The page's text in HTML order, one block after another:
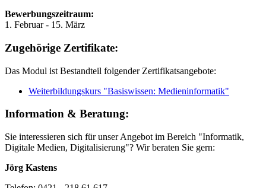
Bewerbungszeitraum:
1. Februar - 15. März
Zugehörige Zertifikate:
Das Modul ist Bestandteil folgender Zertifikatsangebote:
Weiterbildungskurs "Basiswissen: Medieninformatik"
Information & Beratung:
Sie interessieren sich für unser Angebot im Bereich "Informatik,
Digitale Medien, Digitalisierung"? Wir beraten Sie gern:
Jörg Kastens